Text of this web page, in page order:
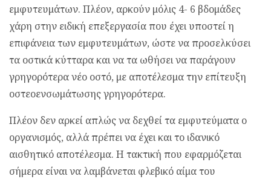
εμφυτευμάτων. Πλέον, αρκούν μόλις 4- 6 βδομάδες
χάρη στην ειδική επεξεργασία που έχει υποστεί η
επιφάνεια των εμφυτευμάτων, ώστε να προσελκύσει
τα οστικά κύτταρα και να τα ωθήσει να παράγουν
γρηγορότερα νέο οστό, με αποτέλεσμα την επίτευξη
οστεοενσωμάτωσης γρηγορότερα.
Πλέον δεν αρκεί απλώς να δεχθεί τα εμφυτεύματα ο
οργανισμός, αλλά πρέπει να έχει και το ιδανικό
αισθητικό αποτέλεσμα. Η τακτική που εφαρμόζεται
σήμερα είναι να λαμβάνεται φλεβικό αίμα του